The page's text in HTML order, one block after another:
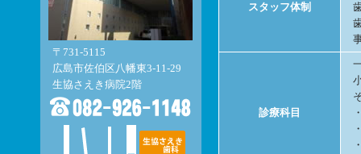
〒731-5115
広島市佐伯区八幡東3-11-29
生協さえき病院2階
スタッフ体制
診療科目